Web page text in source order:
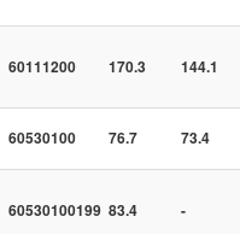
60111200 170.3 144.1
60530100 76.7 73.4
60530100199 83.4 -